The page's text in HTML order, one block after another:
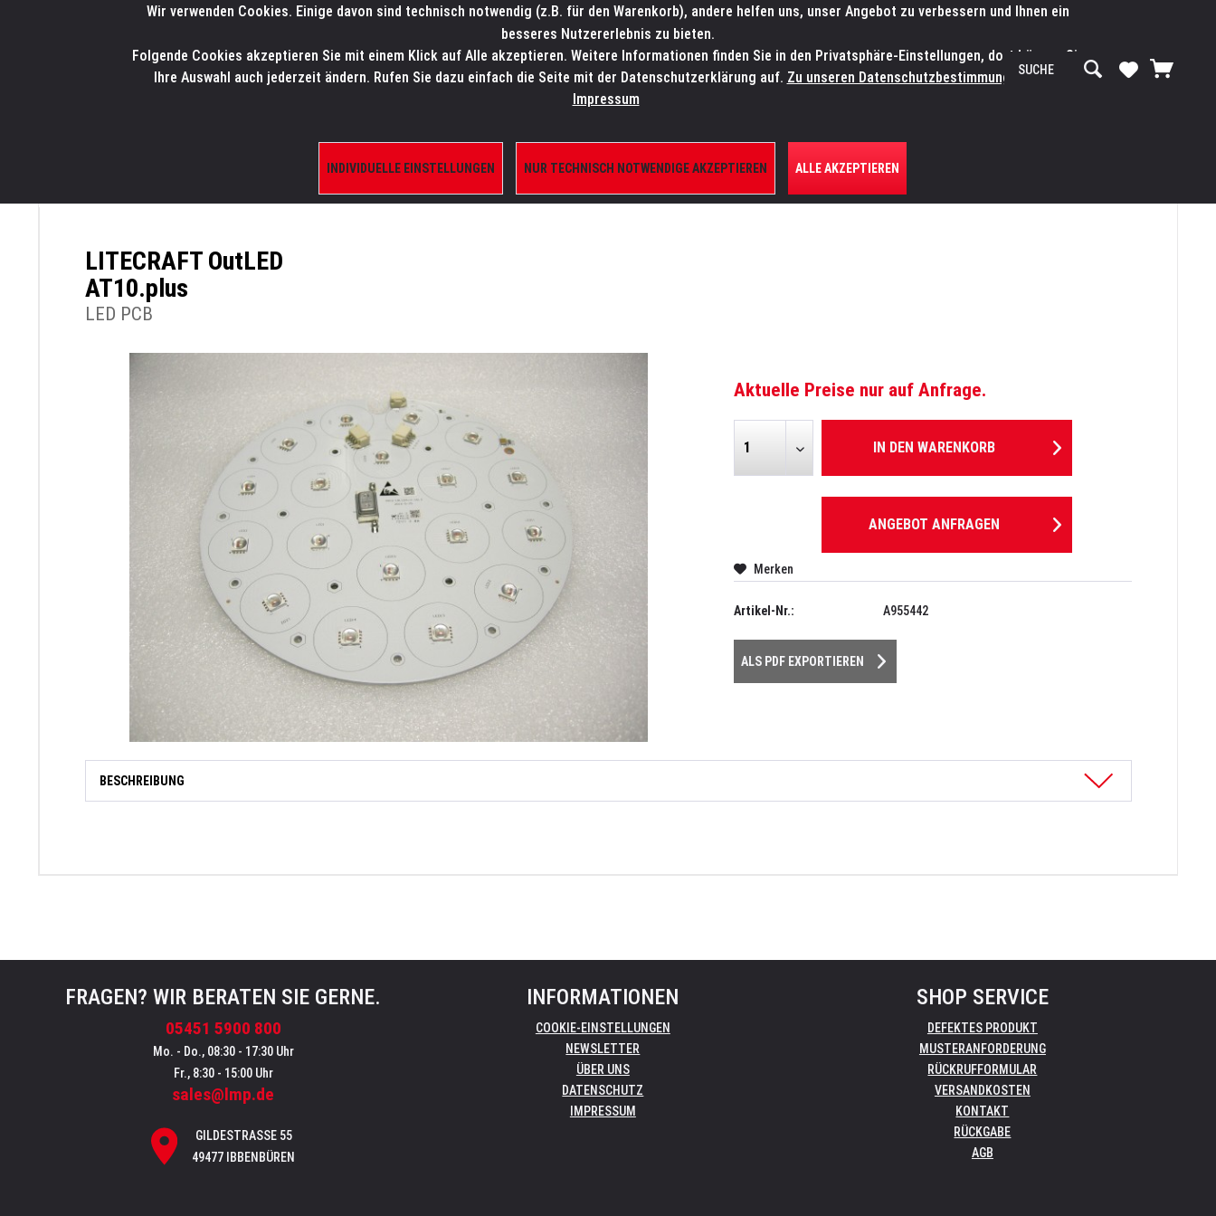
SALES-HOTLINE: +49 5451 5900-800 24/7: sales@lmp.de SERVICE-WERKSTATT Service/Hilfe
HOME PRODUKTE/SHOP MARKEN AKTUELLES SERVICE ÜBER UNS
ERSATZTEILE
LITECRAFT OutLED
AT10.plus
LED PCB
Aktuelle Preise nur auf Anfrage.
IN DEN WARENKORB
ANGEBOT ANFRAGEN
Merken
Artikel-Nr.: A955442
ALS PDF EXPORTIEREN
BESCHREIBUNG
FRAGEN? WIR BERATEN SIE GERNE.
05451 5900 800
Mo. - Do., 08:30 - 17:30 Uhr
Fr., 8:30 - 15:00 Uhr
sales@lmp.de
GILDESTRASSE 55
49477 IBBENBÜREN
INFORMATIONEN
COOKIE-EINSTELLUNGEN
NEWSLETTER
ÜBER UNS
DATENSCHUTZ
IMPRESSUM
SHOP SERVICE
DEFEKTES PRODUKT
MUSTERANFORDERUNG
RÜCKRUFFORMULAR
VERSANDKOSTEN
KONTAKT
RÜCKGABE
AGB
Wir verwenden Cookies. Einige davon sind technisch notwendig (z.B. für den Warenkorb), andere helfen uns, unser Angebot zu verbessern und Ihnen ein
besseres Nutzererlebnis zu bieten.
Folgende Cookies akzeptieren Sie mit einem Klick auf Alle akzeptieren. Weitere Informationen finden Sie in den Privatsphäre-Einstellungen, dort können Sie
Ihre Auswahl auch jederzeit ändern. Rufen Sie dazu einfach die Seite mit der Datenschutzerklärung auf. Zu unseren Datenschutzbestimmungen. Zum
Impressum
INDIVIDUELLE EINSTELLUNGEN NUR TECHNISCH NOTWENDIGE AKZEPTIEREN ALLE AKZEPTIEREN